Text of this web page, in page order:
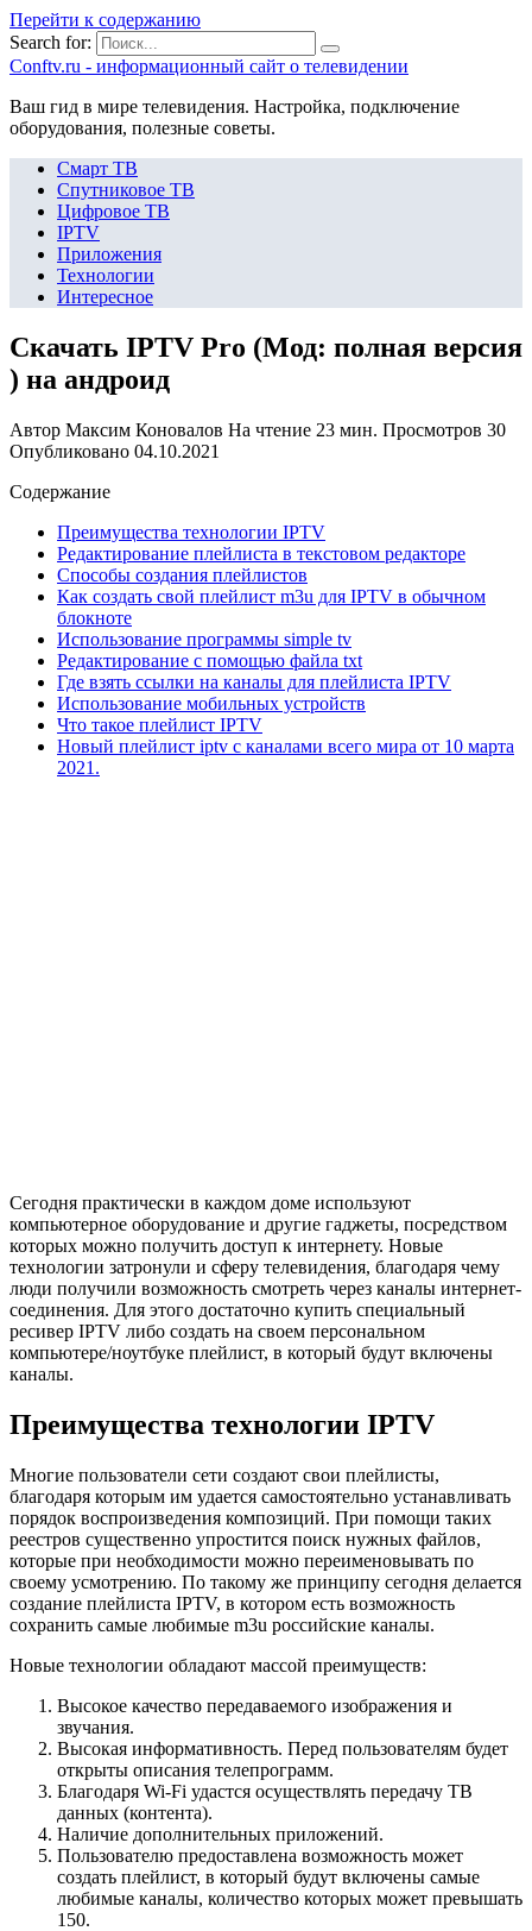
Перейти к содержанию
Search for:
Сonftv.ru - информационный сайт о телевидении
Ваш гид в мире телевидения. Настройка, подключение
оборудования, полезные советы.
Смарт ТВ
Спутниковое ТВ
Цифровое ТВ
IPTV
Приложения
Технологии
Интересное
Скачать IPTV Pro (Мод: полная версия
) на андроид
Автор Максим Коновалов На чтение 23 мин. Просмотров 30
Опубликовано 04.10.2021
Содержание
Преимущества технологии IPTV
Редактирование плейлиста в текстовом редакторе
Способы создания плейлистов
Как создать свой плейлист m3u для IPTV в обычном
блокноте
Использование программы simple tv
Редактирование с помощью файла txt
Где взять ссылки на каналы для плейлиста IPTV
Использование мобильных устройств
Что такое плейлист IPTV
Новый плейлист iptv с каналами всего мира от 10 марта
2021.
Сегодня практически в каждом доме используют
компьютерное оборудование и другие гаджеты, посредством
которых можно получить доступ к интернету. Новые
технологии затронули и сферу телевидения, благодаря чему
люди получили возможность смотреть через каналы интернет-
соединения. Для этого достаточно купить специальный
ресивер IPTV либо создать на своем персональном
компьютере/ноутбуке плейлист, в который будут включены
каналы.
Преимущества технологии IPTV
Многие пользователи сети создают свои плейлисты,
благодаря которым им удается самостоятельно устанавливать
порядок воспроизведения композиций. При помощи таких
реестров существенно упростится поиск нужных файлов,
которые при необходимости можно переименовывать по
своему усмотрению. По такому же принципу сегодня делается
создание плейлиста IPTV, в котором есть возможность
сохранить самые любимые m3u российские каналы.
Новые технологии обладают массой преимуществ:
Высокое качество передаваемого изображения и
звучания.
Высокая информативность. Перед пользователям будет
открыты описания телепрограмм.
Благодаря Wi-Fi удастся осуществлять передачу ТВ
данных (контента).
Наличие дополнительных приложений.
Пользователю предоставлена возможность может
создать плейлист, в который будут включены самые
любимые каналы, количество которых может превышать
150.